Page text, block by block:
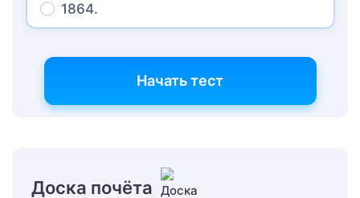
1864.
Начать тест
Доска почёта